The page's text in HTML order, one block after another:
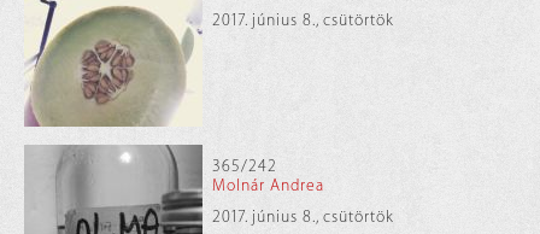
2017. június 8., csütörtök
365/242
Molnár Andrea
2017. június 8., csütörtök